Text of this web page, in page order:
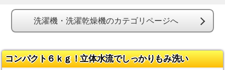
洗濯機・洗濯乾燥機のカテゴリページへ
コンパクト６ｋｇ！立体水流でしっかりもみ洗い